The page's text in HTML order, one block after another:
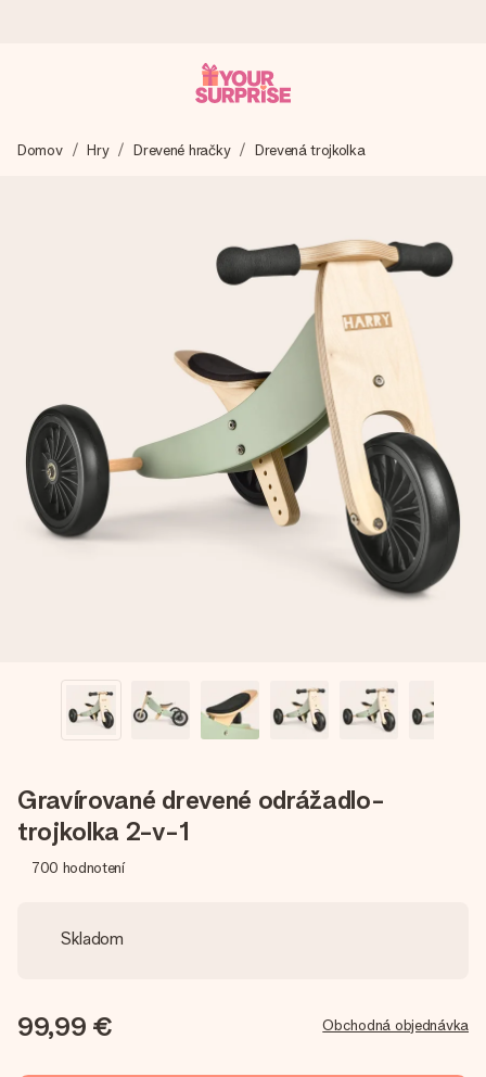
Váš darček starostlivo vyrobíme a bleskovo odošleme –
4,7 (na základe +15 000 recenzií)
Naše darčeky inšpirujú. Zákazníci nás na Google Reviews
Kartička s venovaním zdarma
Vytvorte niečo výnimočné v pár jednoduchých krokoch – s
jej menom, vašou fotografiou alebo odkazom, ktorý naozaj
zahreje pri srdci. Žiadne zbytočnosti, len veľa lásky pre ten
pravý moment.
Domov Hry Drevené hračky Drevená trojkolka
Gravírované drevené odrážadlo-
trojkolka 2-v-1
700 hodnotení
Skladom
99,99 € Obchodná objednávka